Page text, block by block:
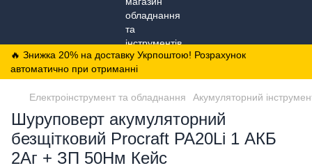
🔥 Знижка 20% на доставку Укрпоштою! Розрахунок
автоматично при отриманні
Електроінструмент та обладнання Акумуляторний
Шуруповерт акумуляторний
безщітковий Procraft PA20Li 1 АКБ
2Аг + ЗП 50Нм Кейс